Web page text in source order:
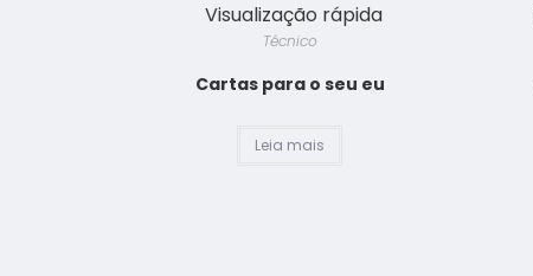
Visualização rápida
Técnico
Cartas para o seu eu
Leia mais